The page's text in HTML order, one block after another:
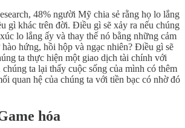
48% người Mỹ chia sẻ rằng họ lo lắng
gì khác trên đời. Điều gì sẽ xảy ra nếu chúng
lo lắng ấy và thay thế nó bằng những cảm
hứng, hồi hộp và ngạc nhiên? Điều gì sẽ
ta thực hiện một giao dịch tài chính với
ta lại thấy cuộc sống của mình có thêm
quan hệ của chúng ta với tiền bạc có nhờ đó
hóa